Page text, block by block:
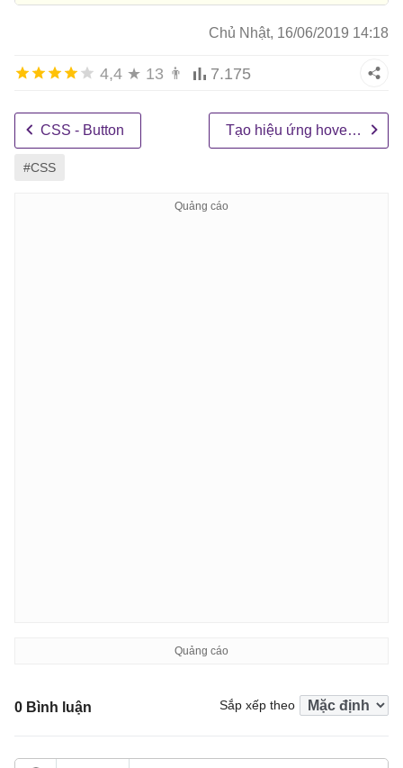
Chủ Nhật, 16/06/2019 14:18
4,4 ★ 13 👨 7.175
CSS - Button Tạo hiệu ứng hover nút bằng CSS
#CSS
0 Bình luận Sắp xếp theo